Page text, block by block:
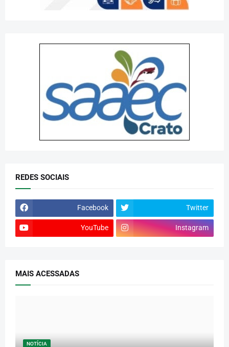
REDES SOCIAIS
Facebook Twitter
YouTube Instagram
MAIS ACESSADAS
NOTÍCIA